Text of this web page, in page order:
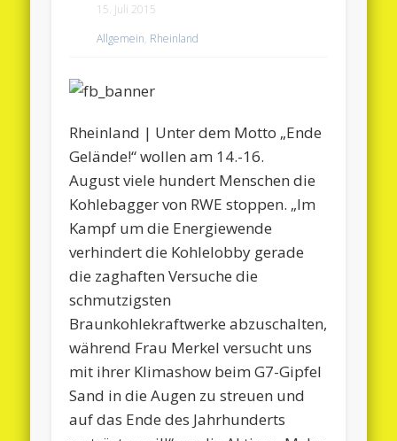
15. Juli 2015
Allgemein, Rheinland
Rheinland | Unter dem Motto „Ende
Gelände!“ wollen am 14.-16.
August viele hundert Menschen die
Kohlebagger von RWE stoppen. „Im
Kampf um die Energiewende
verhindert die Kohlelobby gerade
die zaghaften Versuche die
schmutzigsten
Braunkohlekraftwerke abzuschalten,
während Frau Merkel versucht uns
mit ihrer Klimashow beim G7-Gipfel
Sand in die Augen zu streuen und
auf das Ende des Jahrhunderts